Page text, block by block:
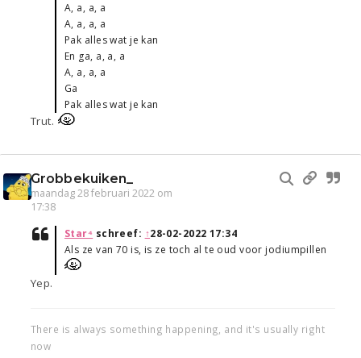
A, a, a, a
A, a, a, a
Pak alles wat je kan
En ga, a, a, a
A, a, a, a
Ga
Pak alles wat je kan
Trut.
Grobbekuiken_
maandag 28 februari 2022 om
17:38
Star⁴ schreef: ↑28-02-2022 17:34
Als ze van 70 is, is ze toch al te oud voor jodiumpillen
Yep.
There is always something happening, and it's usually right
now